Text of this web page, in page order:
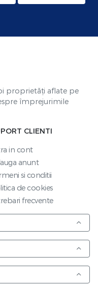
proprietăți aflate pe
împrejurimile
CLIENTI
in cont
anunt
si conditii
de cookies
frecvente